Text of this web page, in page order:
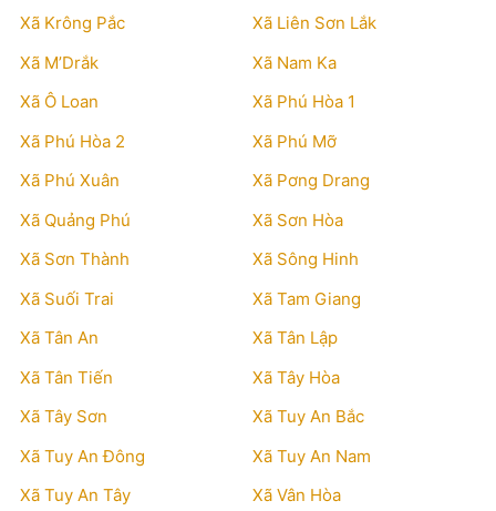
Xã Krông Pắc
Xã Liên Sơn Lắk
Xã M’Drắk
Xã Nam Ka
Xã Ô Loan
Xã Phú Hòa 1
Xã Phú Hòa 2
Xã Phú Mỡ
Xã Phú Xuân
Xã Pơng Drang
Xã Quảng Phú
Xã Sơn Hòa
Xã Sơn Thành
Xã Sông Hinh
Xã Suối Trai
Xã Tam Giang
Xã Tân An
Xã Tân Lập
Xã Tân Tiến
Xã Tây Hòa
Xã Tây Sơn
Xã Tuy An Bắc
Xã Tuy An Đông
Xã Tuy An Nam
Xã Tuy An Tây
Xã Vân Hòa